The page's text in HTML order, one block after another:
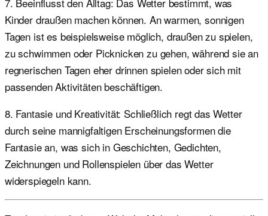
Kinder draußen machen können. An warmen, sonnigen
Tagen ist es beispielsweise möglich, draußen zu spielen,
zu schwimmen oder Picknicken zu gehen, während sie an
regnerischen Tagen eher drinnen spielen oder sich mit
passenden Aktivitäten beschäftigen.
8. Fantasie und Kreativität: Schließlich regt das Wetter
durch seine mannigfaltigen Erscheinungsformen die
Fantasie an, was sich in Geschichten, Gedichten,
Zeichnungen und Rollenspielen über das Wetter
widerspiegeln kann.